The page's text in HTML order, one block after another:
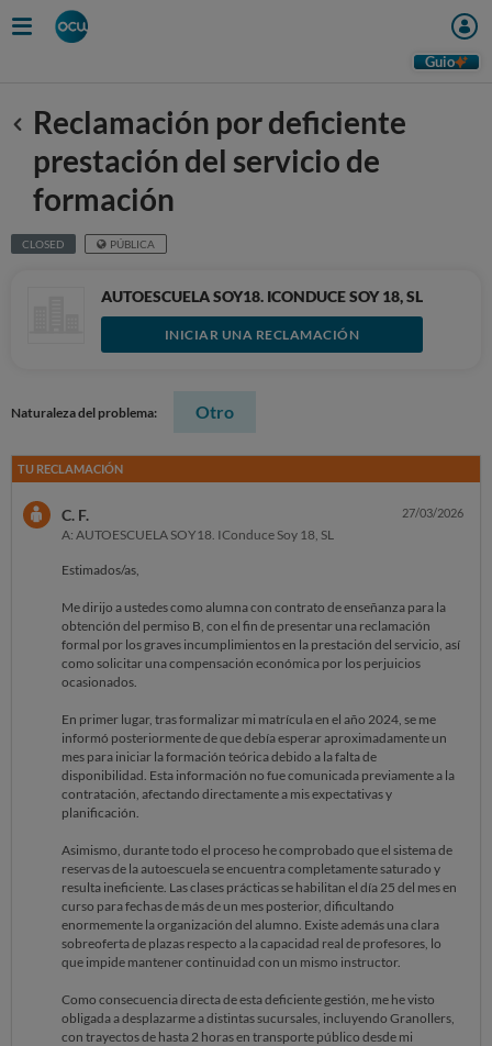
Guio
Anterior
Reclamación por deficiente
prestación del servicio de
formación
CLOSED PÚBLICA
AUTOESCUELA SOY18. ICONDUCE SOY 18, SL
INICIAR UNA RECLAMACIÓN
Naturaleza del problema: Otro
TU RECLAMACIÓN
C. F.
A: AUTOESCUELA SOY18. IConduce Soy 18, SL
27/03/2026
Estimados/as,
Me dirijo a ustedes como alumna con contrato de enseñanza para la
obtención del permiso B, con el fin de presentar una reclamación
formal por los graves incumplimientos en la prestación del servicio, así
como solicitar una compensación económica por los perjuicios
ocasionados.
En primer lugar, tras formalizar mi matrícula en el año 2024, se me
informó posteriormente de que debía esperar aproximadamente un
mes para iniciar la formación teórica debido a la falta de
disponibilidad. Esta información no fue comunicada previamente a la
contratación, afectando directamente a mis expectativas y
planificación.
Asimismo, durante todo el proceso he comprobado que el sistema de
reservas de la autoescuela se encuentra completamente saturado y
resulta ineficiente. Las clases prácticas se habilitan el día 25 del mes en
curso para fechas de más de un mes posterior, dificultando
enormemente la organización del alumno. Existe además una clara
sobreoferta de plazas respecto a la capacidad real de profesores, lo
que impide mantener continuidad con un mismo instructor.
Como consecuencia directa de esta deficiente gestión, me he visto
obligada a desplazarme a distintas sucursales, incluyendo Granollers,
con trayectos de hasta 2 horas en transporte público desde mi